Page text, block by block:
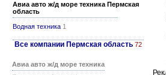
Авиа авто ж/д море техника Пермская
область
Водная техника 1
Все компании Пермская область 72
Авиа авто ж/д море техника